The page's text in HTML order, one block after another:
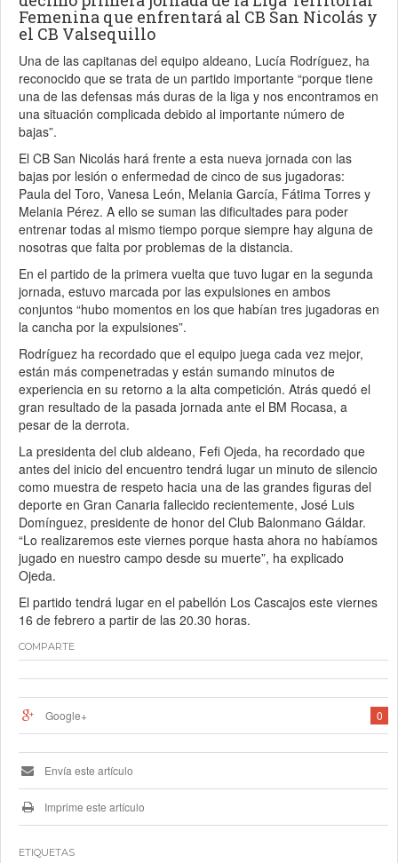
Femenina que enfrentará al CB San Nicolás y
el CB Valsequillo
Una de las capitanas del equipo aldeano, Lucía Rodríguez, ha
reconocido que se trata de un partido importante “porque tiene
una de las defensas más duras de la liga y nos encontramos en
una situación complicada debido al importante número de
bajas”.
El CB San Nicolás hará frente a esta nueva jornada con las
bajas por lesión o enfermedad de cinco de sus jugadoras:
Paula del Toro, Vanesa León, Melania García, Fátima Torres y
Melania Pérez. A ello se suman las dificultades para poder
entrenar todas al mismo tiempo porque siempre hay alguna de
nosotras que falta por problemas de la distancia.
En el partido de la primera vuelta que tuvo lugar en la segunda
jornada, estuvo marcada por las expulsiones en ambos
conjuntos “hubo momentos en los que habían tres jugadoras en
la cancha por la expulsiones”.
Rodríguez ha recordado que el equipo juega cada vez mejor,
están más compenetradas y están sumando minutos de
experiencia en su retorno a la alta competición. Atrás quedó el
gran resultado de la pasada jornada ante el BM Rocasa, a
pesar de la derrota.
La presidenta del club aldeano, Fefi Ojeda, ha recordado que
antes del inicio del encuentro tendrá lugar un minuto de silencio
como muestra de respeto hacia una de las grandes figuras del
deporte en Gran Canaria fallecido recientemente, José Luis
Domínguez, presidente de honor del Club Balonmano Gáldar.
“Lo realizaremos este viernes porque hasta ahora no habíamos
jugado en nuestro campo desde su muerte”, ha explicado
Ojeda.
El partido tendrá lugar en el pabellón Los Cascajos este viernes
16 de febrero a partir de las 20.30 horas.
COMPARTE
0
Google+
Envía este artículo
Imprime este artículo
ETIQUETAS